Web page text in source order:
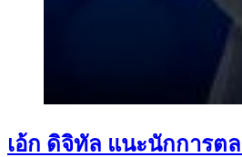
เอ้ก ดิจิทัล แนะนักการตล